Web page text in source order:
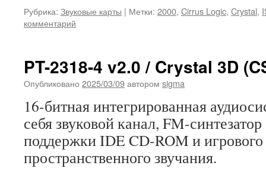
Рубрика: Звуковые карты | Метки: 2000, Cirrus Logic, Crystal,
комментарий
PT-2318-4 v2.0 / Crystal 3D
Опубликовано 2025/03/09автором sigma
16-битная интегрированная
себя звуковой канал, FM-
поддержки IDE CD-ROM и
пространственного звучания.